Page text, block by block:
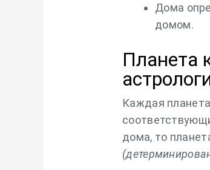
Дома
домом.
Планета
Каждая
дома, то